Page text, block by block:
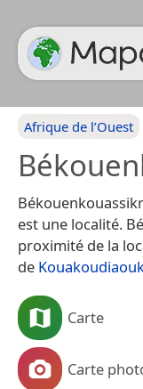
Afrique de l’Ouest
est une localité.
proximité de la
de
Carte
Carte